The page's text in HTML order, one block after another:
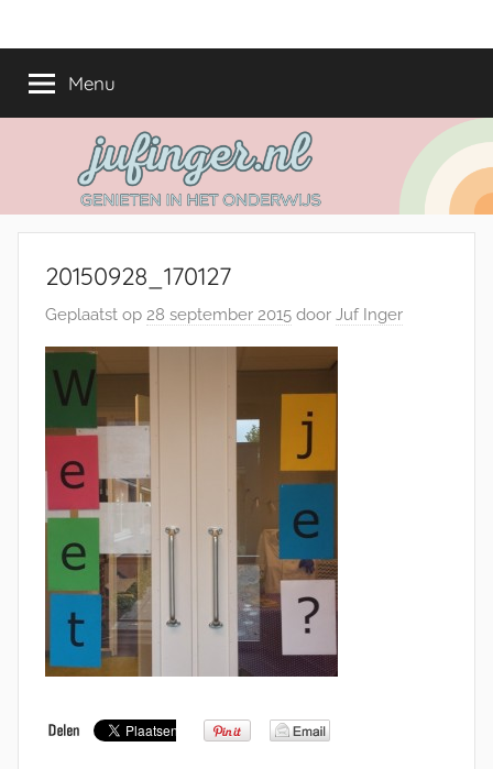
naarjufinger.nl
het
onderwijs
Menu
20150928_170127
Geplaatst op 28 september 2015 door Juf Inger